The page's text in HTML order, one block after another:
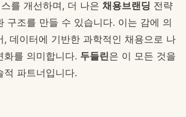
를 개선하며, 더 나은 채용브랜딩 전략
구조를 만들 수 있습니다. 이는 감에 의
, 데이터에 기반한 과학적인 채용으로 나
화를 의미합니다. 두들린은 이 모든 것을
적 파트너입니다.